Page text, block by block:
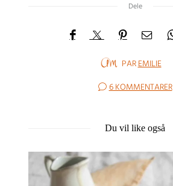
Dele
PAREMILIE
6 KOMMENTARER
Du vil like også